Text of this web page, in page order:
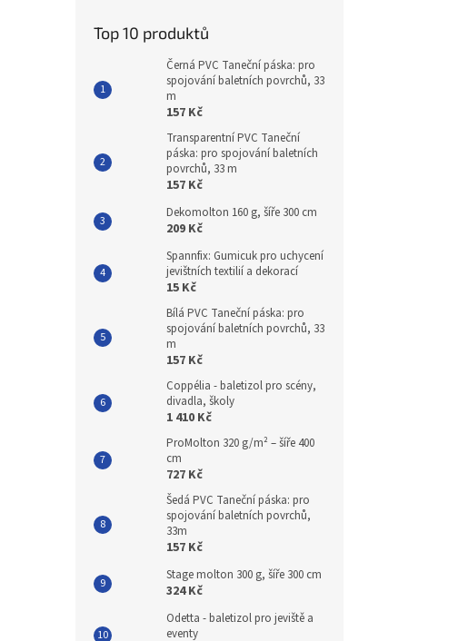
Top 10 produktů
Černá PVC Taneční páska: pro
spojování baletních povrchů, 33
m
157 Kč
Transparentní PVC Taneční
páska: pro spojování baletních
povrchů, 33 m
157 Kč
Dekomolton 160 g, šíře 300 cm
209 Kč
Spannfix: Gumicuk pro uchycení
jevištních textilií a dekorací
15 Kč
Bílá PVC Taneční páska: pro
spojování baletních povrchů, 33
m
157 Kč
Coppélia - baletizol pro scény,
divadla, školy
1 410 Kč
ProMolton 320 g/m² – šíře 400
cm
727 Kč
Šedá PVC Taneční páska: pro
spojování baletních povrchů,
33m
157 Kč
Stage molton 300 g, šíře 300 cm
324 Kč
Odetta - baletizol pro jeviště a
eventy